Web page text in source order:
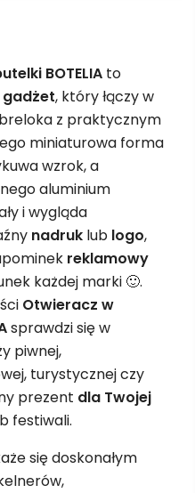
BOTELIA to
gadżet, który łączy w
z praktycznym
miniaturowa forma
wzrok, a
aluminium
i wygląda
nadruk lub logo,
reklamowy
każdej marki 🙂.
Otwieracz w
sprawdzi się w
piwnej,
turystycznej czy
prezent dla Twojej
festiwali.
się doskonałym